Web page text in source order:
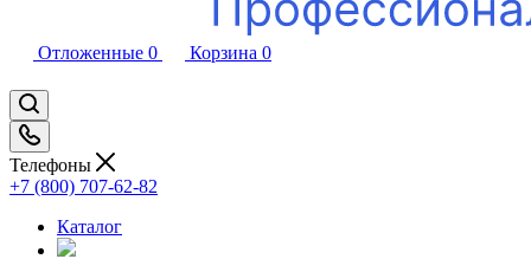
Отложенные 0 Корзина 0
Телефоны
+7 (800) 707-62-82
Каталог